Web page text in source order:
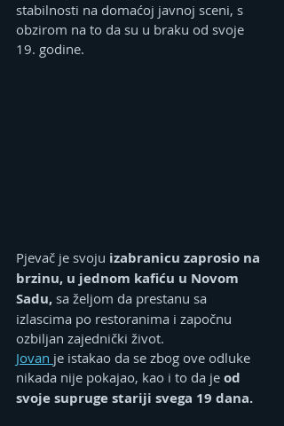
stabilnosti na domaćoj javnoj sceni, s
obzirom na to da su u braku od svoje
19. godine.
Pjevač je svoju izabranicu zaprosio na
brzinu, u jednom kafiću u Novom
Sadu, sa željom da prestanu sa
izlascima po restoranima i započnu
ozbiljan zajednički život.
Jovan je istakao da se zbog ove odluke
nikada nije pokajao, kao i to da je od
svoje supruge stariji svega 19 dana.